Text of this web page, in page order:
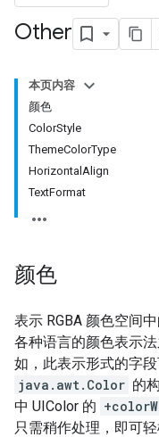
Other
本页内容
颜色
ColorStyle
ThemeColorType
HorizontalAlign
TextFormat
颜色
表示 RGBA 颜色空间
各种语言的颜色表示
如，此表示形式的字
java.awt.Color 的
中 UIColor 的
只需稍作处理，即可